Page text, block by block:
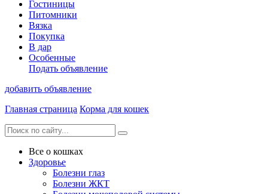
Гостиницы
Питомники
Вязка
Покупка
В дар
Особенные
Подать объявление
добавить объявление
Главная страница Корма для кошек
Все о кошках
Здоровье
Болезни глаз
Болезни ЖКТ